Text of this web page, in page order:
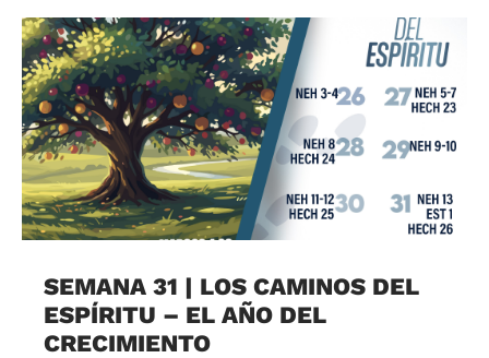
SEMANA 31 | LOS CAMINOS DEL
ESPÍRITU – EL AÑO DEL
CRECIMIENTO